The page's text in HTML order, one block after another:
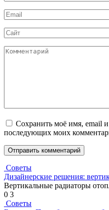
*
Email
*
Сайт
Комментарий
Сохранить моё имя, email и
последующих моих
Советы
Дизайнерские решения:
Вертикальные радиаторы
0 3
Советы